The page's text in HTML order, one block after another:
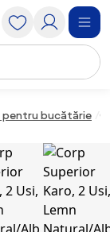
pentru bucătărie